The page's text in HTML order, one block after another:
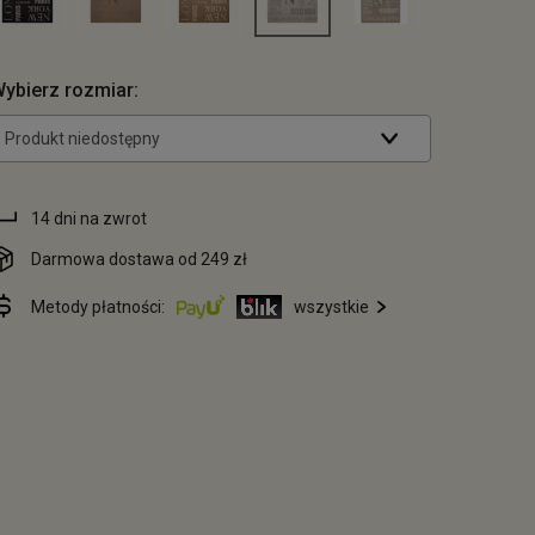
rozmiar:
Produkt niedostępny
14 dni na zwrot
Darmowa dostawa od 249 zł
Metody płatności: wszystkie